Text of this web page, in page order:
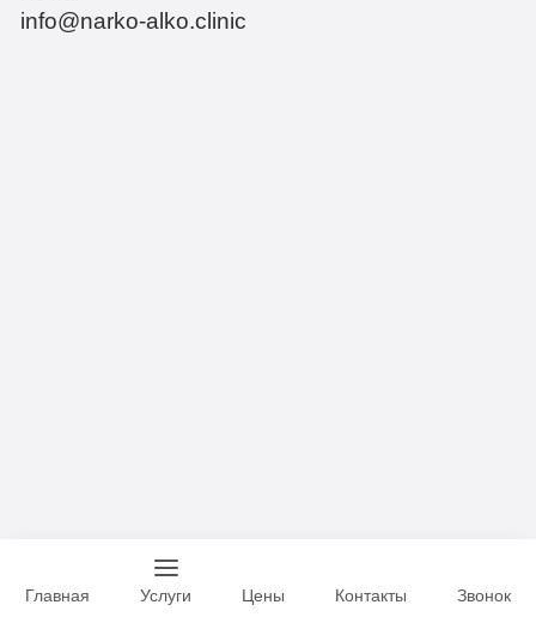
info@narko-alko.clinic
Главная Услуги Цены Контакты Звонок